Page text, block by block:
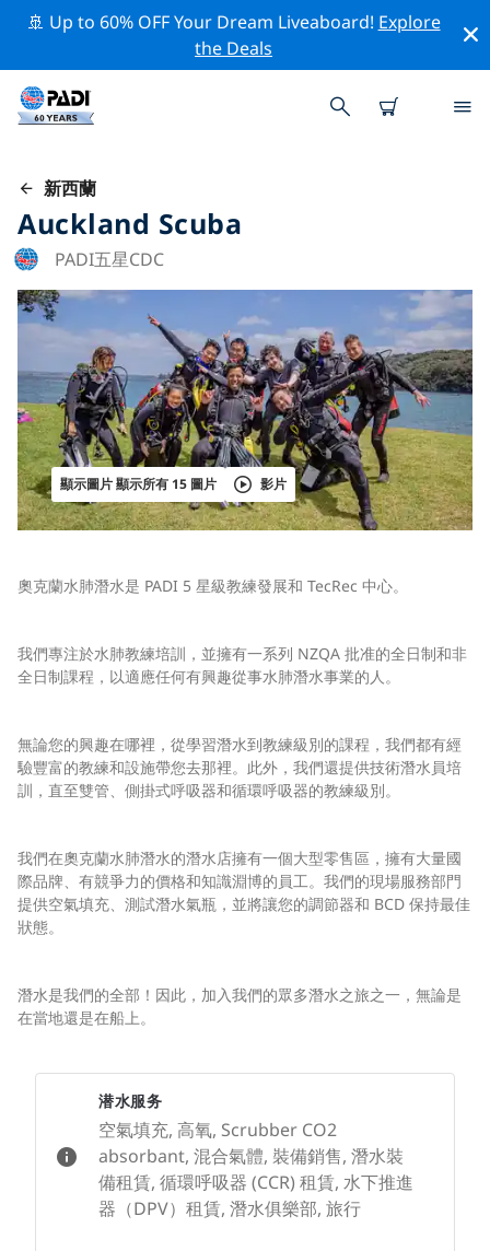
🚢 Up to 60% OFF Your Dream Liveaboard! Explore
the Deals
新西蘭
Auckland Scuba
PADI五星CDC
顯示圖片 顯示所有 15 圖片 影片
奧克蘭水肺潛水是 PADI 5 星級教練發展和 TecRec 中心。
我們專注於水肺教練培訓，並擁有一系列 NZQA 批准的全日制和非
全日制課程，以適應任何有興趣從事水肺潛水事業的人。
無論您的興趣在哪裡，從學習潛水到教練級別的課程，我們都有經
驗豐富的教練和設施帶您去那裡。此外，我們還提供技術潛水員培
訓，直至雙管、側掛式呼吸器和循環呼吸器的教練級別。
我們在奧克蘭水肺潛水的潛水店擁有一個大型零售區，擁有大量國
際品牌、有競爭力的價格和知識淵博的員工。我們的現場服務部門
提供空氣填充、測試潛水氣瓶，並將讓您的調節器和 BCD 保持最佳
狀態。
潛水是我們的全部！因此，加入我們的眾多潛水之旅之一，無論是
在當地還是在船上。
潜水服务
空氣填充, 高氧, Scrubber CO2
absorbant, 混合氣體, 裝備銷售, 潛水裝
備租賃, 循環呼吸器 (CCR) 租賃, 水下推進
器（DPV）租賃, 潛水俱樂部, 旅行